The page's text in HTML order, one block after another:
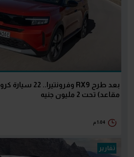
مقاعد) تحت 2 مليون جنيه
1:04 م
تقارير